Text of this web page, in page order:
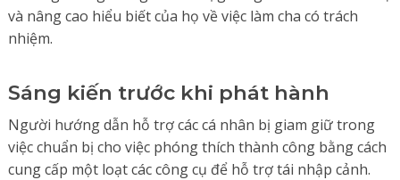
và nâng cao hiểu biết của họ về việc làm cha có trách
nhiệm.
Sáng kiến trước khi phát hành
Người hướng dẫn hỗ trợ các cá nhân bị giam giữ trong
việc chuẩn bị cho việc phóng thích thành công bằng cách
cung cấp một loạt các công cụ để hỗ trợ tái nhập cảnh.